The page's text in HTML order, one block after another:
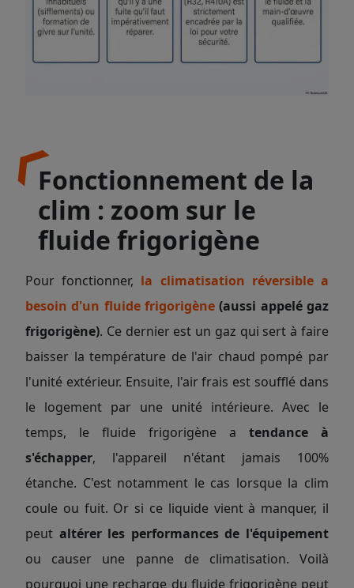
Fonctionnement de la
clim : zoom sur le
fluide frigorigène
Pour fonctionner, la climatisation réversiblea
besoin d'un fluide frigorigène (aussi appelé gaz
frigorigène). Ce dernier est un gaz qui sert à faire
baisser la température de l'air chaud pompé par
l'unité extérieur. Ensuite, l'air frais est soufflé dans
le logement par une unité intérieure. Avec le
temps, le fluide frigorigène a tendance à
s'échapper, l'appareil n'étant jamais 100%
étanche. C'est notamment le cas lorsque la clim
coule ou fuit. Or si ce liquide vient à manquer, il
peut altérer les performances de l'équipement
ou causer une panne de climatisation. Voilà
pourquoi une recharge du fluide frigorigène peut